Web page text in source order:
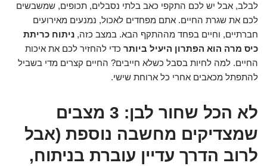
לבלב, אבל יש לכם התקפי כאב בלתי נסבלים, תכופים, שמשבשים
לכם את שגרת החיים. אתם מפחדים לאכול, נמנעים מאירועים
חברתיים, וחיים בפחד מההתקף הבא. במצב כזה, ניתוח כריתת
כיס מרה הוא הפתרון היעיל ביותר כדי להחזיר לכם את איכות
החיים. למה לחיות בסבל כשלא חייבים? החיים קצרים מדי בשביל
להתפתל מכאבים אחרי כל ארוחת שישי.
לא הכל שחור לבן: 3 מצבים
שמצדיקים מחשבה נוספת (אבל
לרוב הדרך עדיין עוברת בניתוח,